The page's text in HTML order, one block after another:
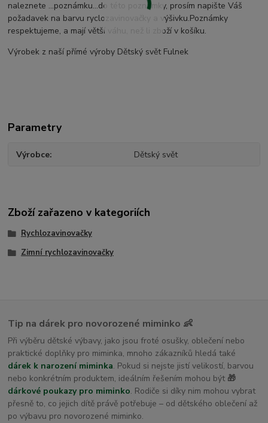
naleznete ...poznámku...do této poznámky, prosím napište Váš
požadavek na barvu ryclozavinovačky a výšivku.Poznámky
respektujeme, a mají větší váhu, než li zboží v košíku.
Výrobek z naší přímé výroby Dětský svět Fulnek
Parametry
Výrobce Dětský svět
Zboží zařazeno v kategoriích
Rychlozavinovačky
Zimní rychlozavinovačky
Tip na dárek pro novorozené miminko 👶
Při výběru dětské výbavy, jako jsou froté osušky, oblečení nebo
praktické doplňky pro miminka, mnoho zákazníků hledá také
dárek k narození miminka. Pokud si nejste jistí velikostí, barvou
nebo konkrétním produktem, ideálním řešením mohou být 🎁
dárkové poukazy pro miminko. Rodiče si díky nim mohou vybrat
přesně to, co jejich dítě právě potřebuje – od dětského oblečení až
po výbavu pro novorozené miminko.